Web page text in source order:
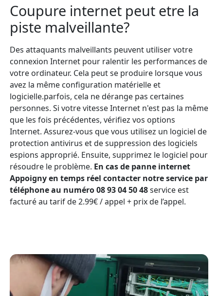
Coupure internet peut etre la
piste malveillante?
Des attaquants malveillants peuvent utiliser votre
connexion Internet pour ralentir les performances de
votre ordinateur. Cela peut se produire lorsque vous
avez la même configuration matérielle et
logicielle.parfois, cela ne dérange pas certaines
personnes. Si votre vitesse Internet n'est pas la même
que les fois précédentes, vérifiez vos options
Internet. Assurez-vous que vous utilisez un logiciel de
protection antivirus et de suppression des logiciels
espions approprié. Ensuite, supprimez le logiciel pour
résoudre le problème. En cas de panne internet
Appoigny en temps réel contacter notre service par
téléphone au numéro 08 93 04 50 48service est
facturé au tarif de 2.99€ / appel + prix de l’appel.